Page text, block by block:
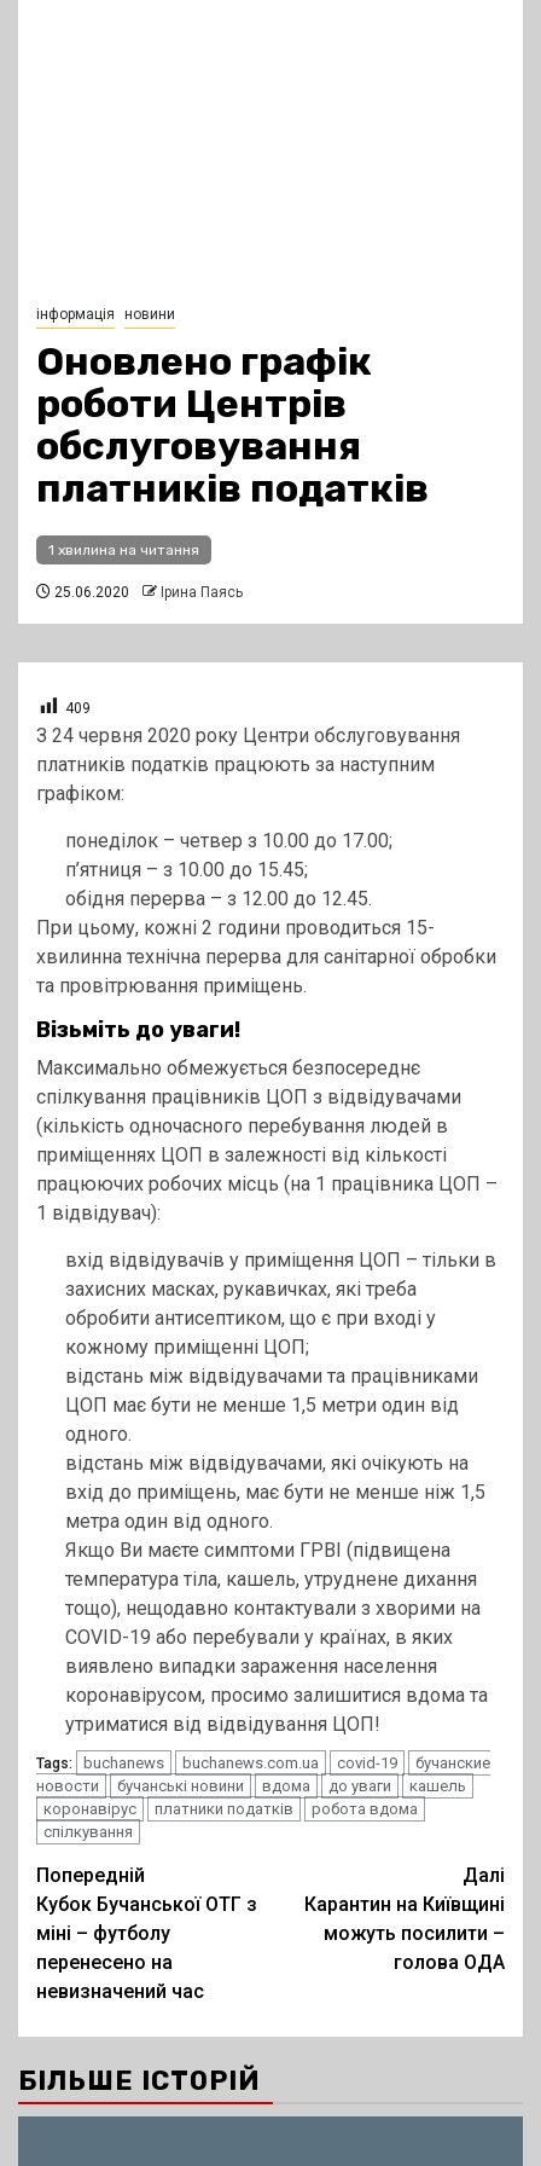
інформація новини
Оновлено графік
роботи Центрів
обслуговування
платників податків
1 хвилина на читання
25.06.2020 Ірина Паясь
409
З 24 червня 2020 року Центри обслуговування
платників податків працюють за наступним
графіком:
понеділок – четвер з 10.00 до 17.00;
п’ятниця – з 10.00 до 15.45;
обідня перерва – з 12.00 до 12.45.
При цьому, кожні 2 години проводиться 15-
хвилинна технічна перерва для санітарної обробки
та провітрювання приміщень.
Візьміть до уваги!
Максимально обмежується безпосереднє
спілкування працівників ЦОП з відвідувачами
(кількість одночасного перебування людей в
приміщеннях ЦОП в залежності від кількості
працюючих робочих місць (на 1 працівника ЦОП –
1 відвідувач):
вхід відвідувачів у приміщення ЦОП – тільки в
захисних масках, рукавичках, які треба
обробити антисептиком, що є при вході у
кожному приміщенні ЦОП;
відстань між відвідувачами та працівниками
ЦОП має бути не менше 1,5 метри один від
одного.
відстань між відвідувачами, які очікують на
вхід до приміщень, має бути не менше ніж 1,5
метра один від одного.
Якщо Ви маєте симптоми ГРВІ (підвищена
температура тіла, кашель, утруднене дихання
тощо), нещодавно контактували з хворими на
COVID-19 або перебували у країнах, в яких
виявлено випадки зараження населення
коронавірусом, просимо залишитися вдома та
утриматися від відвідування ЦОП!
Tags: buchanews buchanews.com.ua covid-19
бучанские
новости
бучанські новини вдома до уваги
кашель
коронавірус
платники податків
робота вдома
спілкування
Post
navigation
Попередній
Кубок Бучанської ОТГ з
міні – футболу
перенесено на
невизначений час
Далі
Карантин на Київщині
можуть посилити –
голова ОДА
БІЛЬШЕ ІСТОРІЙ